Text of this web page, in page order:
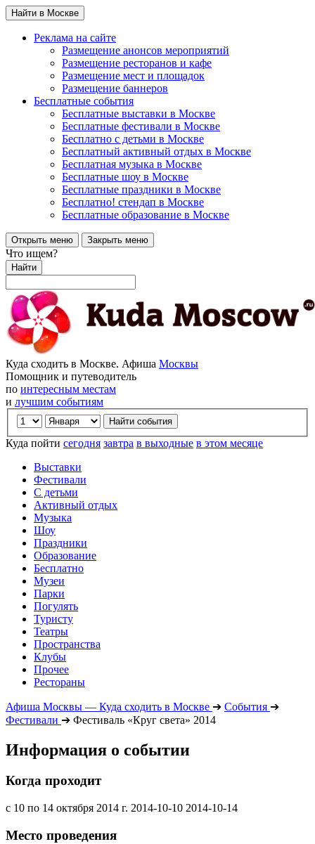
Найти в Москве
Реклама на сайте
Размещение анонсов мероприятий
Размещение ресторанов и кафе
Размещение мест и площадок
Размещение баннеров
Бесплатные события
Бесплатные выставки в Москве
Бесплатные фестивали в Москве
Бесплатно с детьми в Москве
Бесплатный активный отдых в Москве
Бесплатная музыка в Москве
Бесплатные шоу в Москве
Бесплатные праздники в Москве
Бесплатно! стендап в Москве
Бесплатные образование в Москве
Открыть меню Закрыть меню
Что ищем?
Найти
Куда сходить в Москве. Афиша Москвы
Помощник и путеводитель
по интересным местам
и лучшим событиям
Куда пойти сегодня завтра в выходные в этом месяце
Выставки
Фестивали
С детьми
Активный отдых
Музыка
Шоу
Праздники
Образование
Бесплатно
Музеи
Парки
Погулять
Туристу
Театры
Пространства
Клубы
Прочее
Рестораны
Афиша Москвы — Куда сходить в Москве ➔ События ➔
Фестивали ➔ Фестиваль «Круг света» 2014
Информация о событии
Когда проходит
с 10 по 14 октября 2014 г. 2014-10-10 2014-10-14
Место проведения